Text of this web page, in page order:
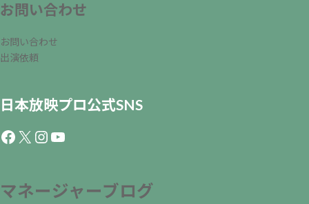
お問い合わせ
お問い合わせ
出演依頼
日本放映プロ公式SNS
Facebook
X Instagram
YouTube
マネージャーブログ